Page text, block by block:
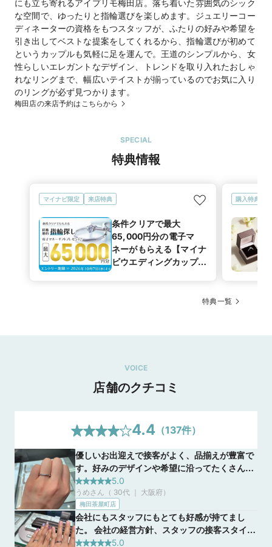
公式HP I-PRIMO(アイプリモ) のホームページを見る
梅田茶屋町店（直営店）のホームページを見る
にも立ち寄れるアイプリモ梅田店。落ち着いた雰囲気のシック
な空間で、ゆったりと指輪選びを楽しめます。ジュエリーコー
ディネーターの資格をもつスタッフが、ふたりの好みや希望を
引き出してベストな提案をしてくれるから、指輪選びが初めて
というカップルも気軽に足を運んで。王道のシンプルから、女
性らしいエレガントなデザイン、トレンドを取り入れたおしゃ
れなリングまで、幅広いテイストが揃っているのでお気に入り
のリングが必ず見つかります。
梅田店の来店予約はこちらから
SPECIAL
特典情報
マイナビ限定 来店特典
条件クリアで最大
65,000円分の電子マ
ネーがもらえる【マイナ
ビウエディングカップル
購入特典
特典一覧
VOICE
店舗のクチコミ
4.4 （137件）
優しいお出迎えで接客がよく、品揃えが豊富で
す。好みのデザインや希望に沿ってたくさんの
指輪のご提案をしていただき、大変親身に相談
に乗ってくださいました。 また、こちらが意図
することを汲み取って用意してくださったり、
提案してくださったりしてくださいました。
5.0
うめさん（ 30代 ｜ 大阪府）
梅田茶屋町店
会社にもスタッフにもとても好感が持てまし
た。 会社の経営方針、スタッフの接客スタイ
ル、オペレーションなどが一貫性あり。外資ほ
5.0